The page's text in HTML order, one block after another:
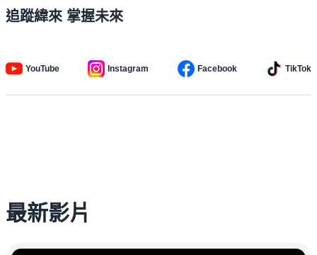
追蹤緯來 掌握未來
YouTube Instagram Facebook TikTok
最新影片